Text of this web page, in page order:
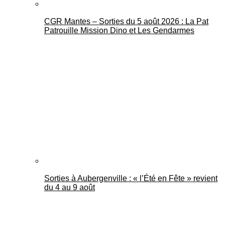
CGR Mantes – Sorties du 5 août 2026 : La Pat
Patrouille Mission Dino et Les Gendarmes
Sorties à Aubergenville : « l’Été en Fête » revient
du 4 au 9 août